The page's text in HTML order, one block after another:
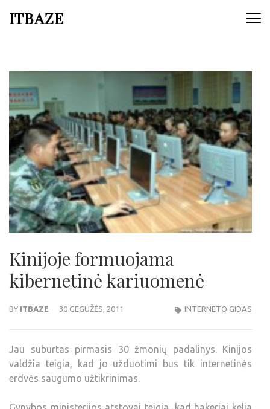
ITBAZE
Kinijoje formuojama
kibernetinė kariuomenė
BY ITBAZE 30 GEGUŽĖS, 2011 INTERNETO GIDAS
Jau suburtas pirmasis 30 žmonių padalinys. Kinijos
valdžia teigia, kad jo užduotimi bus tik internetinės
erdvės saugumo užtikrinimas.